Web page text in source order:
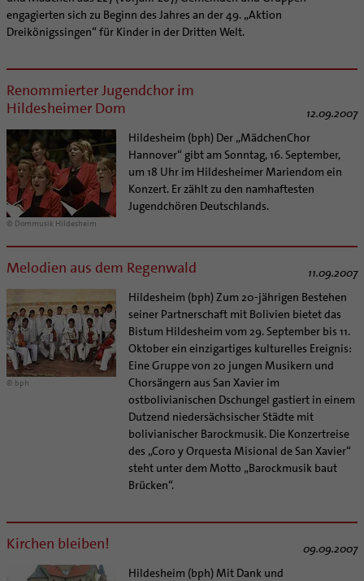
engagierten sich zu Beginn des Jahres an der 49. „Aktion
Dreikönigssingen“ für Kinder in der Dritten Welt.
Renommierter Jugendchor im
Hildesheimer Dom
12.09.2007
© Dommusik Hildesheim
Hildesheim (bph) Der „MädchenChor
Hannover“ gibt am Sonntag, 16. September,
um 18 Uhr im Hildesheimer Mariendom ein
Konzert. Er zählt zu den namhaftesten
Jugendchören Deutschlands.
Melodien aus dem Regenwald 11.09.2007
© bph
Hildesheim (bph) Zum 20-jährigen Bestehen
seiner Partnerschaft mit Bolivien bietet das
Bistum Hildesheim vom 29. September bis 11.
Oktober ein einzigartiges kulturelles Ereignis:
Eine Gruppe von 20 jungen Musikern und
Chorsängern aus San Xavier im
ostbolivianischen Dschungel gastiert in einem
Dutzend niedersächsischer Städte mit
bolivianischer Barockmusik. Die Konzertreise
des „Coro y Orquesta Misional de San Xavier“
steht unter dem Motto „Barockmusik baut
Brücken“.
Kirchen bleiben! 09.09.2007
Hildesheim (bph) Mit Dank und